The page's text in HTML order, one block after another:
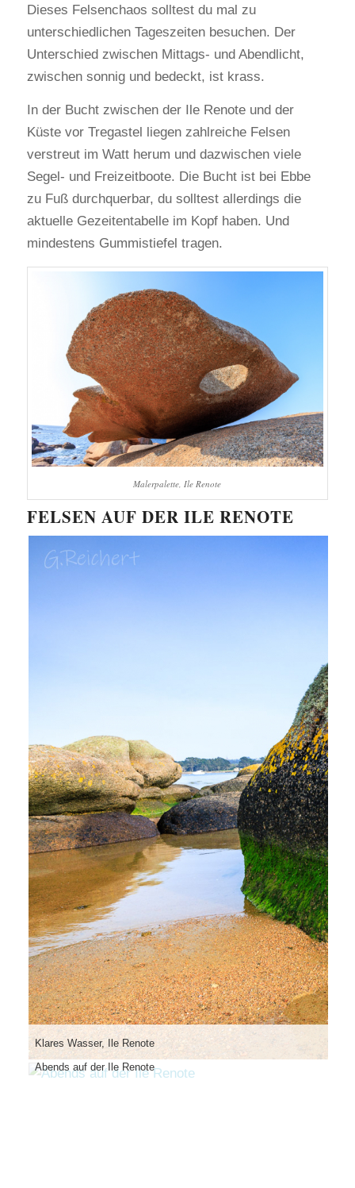
Dieses Felsenchaos solltest du mal zu
unterschiedlichen Tageszeiten besuchen. Der
Unterschied zwischen Mittags- und Abendlicht,
zwischen sonnig und bedeckt, ist krass.
In der Bucht zwischen der Ile Renote und der
Küste vor Tregastel liegen zahlreiche Felsen
verstreut im Watt herum und dazwischen viele
Segel- und Freizeitboote. Die Bucht ist bei Ebbe
zu Fuß durchquerbar, du solltest allerdings die
aktuelle Gezeitentabelle im Kopf haben. Und
mindestens Gummistiefel tragen.
Malerpalette, Ile Renote
FELSEN AUF DER ILE RENOTE
Klares Wasser, Ile Renote
Abends auf der Ile Renote